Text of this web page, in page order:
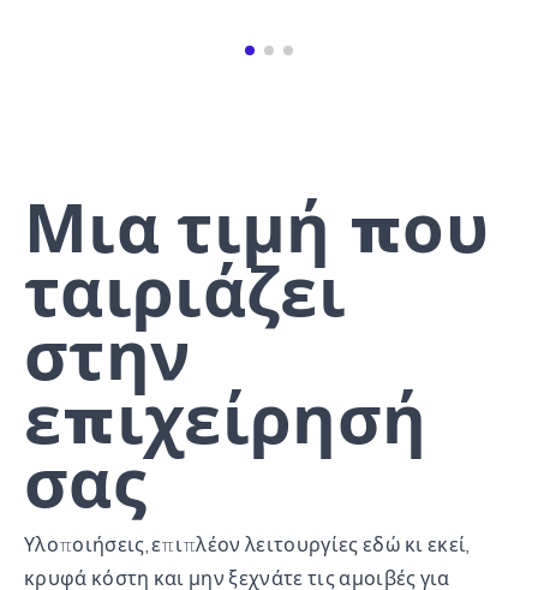
Μια τιμή που
ταιριάζει
στην
επιχείρησή
σας
Υλοποιήσεις, επιπλέον λειτουργίες εδώ κι εκεί,
κρυφά κόστη και μην ξεχνάτε τις αμοιβές για